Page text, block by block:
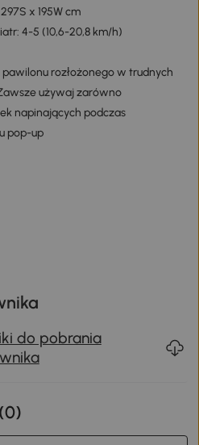
x 195W cm
4-5 (10,6-20,8 km/h)
rozłożonego w trudnych
używaj zarówno
napinających podczas
pop-up
do pobrania
0)